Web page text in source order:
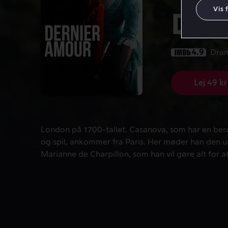
4.9
Lej 49 kr
London på 1700-tallet. Casanova, som har en
London på 1700-tallet. Casanova, som har en
og spil, ankommer fra Paris. Her møder han den
Marianne de Charpillon, som han vil gøre alt for
Vis